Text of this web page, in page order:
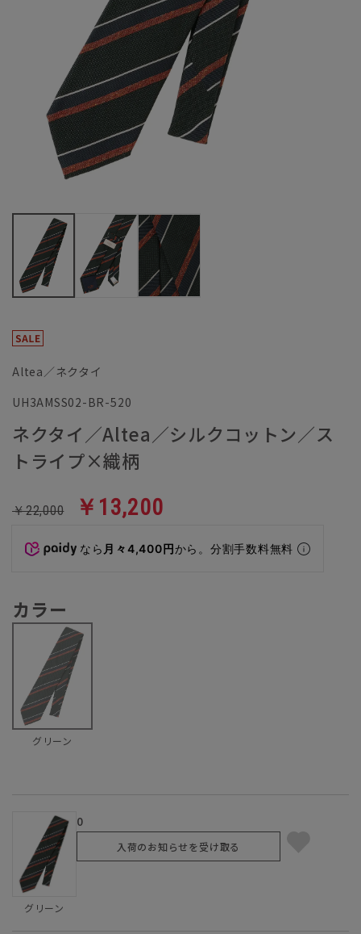
Altea／ネクタイ
UH3AMSS02-BR-520
ネクタイ／Altea／シルクコットン／ス
トライプ×織柄
￥22,000 ￥13,200
なら 月々4,400円から。分割手数料無料
カラー
グリーン
グリーン
0
入荷のお知らせを受け取る